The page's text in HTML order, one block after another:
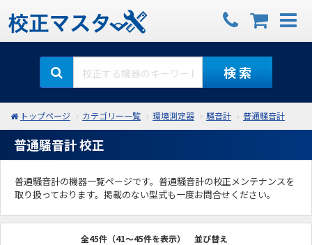
検 索
トップページ カテゴリー一覧 環境測定器 騒音計 普通騒音計
普通騒音計 校正
普通騒音計の機器一覧ページです。普通騒音計の校正メンテナンスを
取り扱っております。掲載のない型式も一度お問合せください。
全45件（41～45件を表示） 並び替え